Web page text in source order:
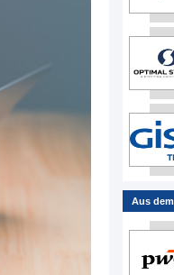
Aus